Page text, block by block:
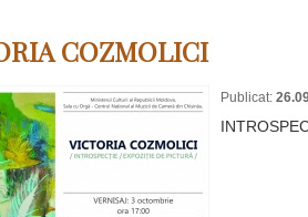
COZMOLICI
Publicat: